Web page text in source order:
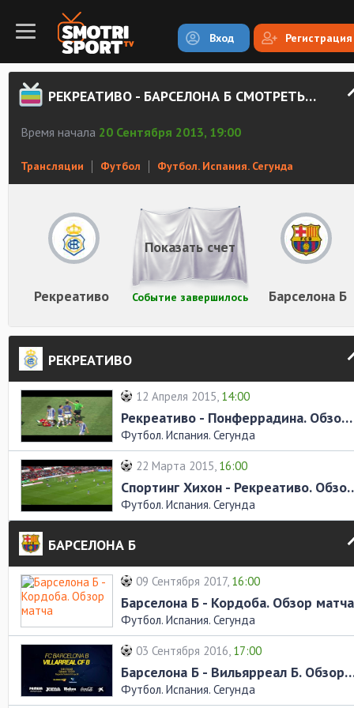
Вход Регистрация
РЕКРЕАТИВО - БАРСЕЛОНА Б СМОТРЕТЬ ОНЛАЙН
Время начала 20 Сентября 2013, 19:00
Трансляции Футбол Футбол. Испания. Сегунда
Рекреативо Барселона Б
Событие завершилось
Показать счет
РЕКРЕАТИВО
12 Апреля 2015, 14:00
Рекреативо - Понферрадина. Обзор матча
Футбол. Испания. Сегунда
22 Марта 2015, 16:00
Спортинг
Футбол. Испания. Сегунда
БАРСЕЛОНА Б
09 Сентября 2017, 16:00
Барселона Б - Кордоба. Обзор матча
Футбол. Испания. Сегунда
03 Сентября 2016, 17:00
Барселона Б -
Футбол. Испания. Сегунда